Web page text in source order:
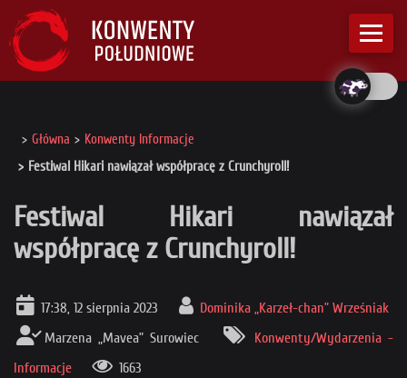
Główna
Konwenty Informacje
Festiwal Hikari nawiązał współpracę z Crunchyroll!
Festiwal Hikari nawiązał
współpracę z Crunchyroll!
17:38, 12 sierpnia 2023
Dominika „Karzeł-chan” Wrześniak
Marzena „Mavea” Surowiec
Konwenty/Wydarzenia -
Informacje
1663